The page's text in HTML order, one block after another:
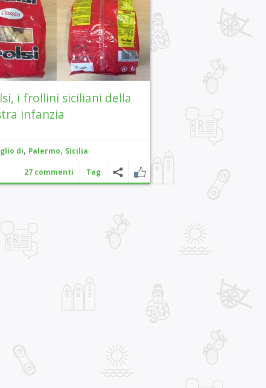
i frollini siciliani della
infanzia
di, Palermo, Sicilia
27 commenti Tag